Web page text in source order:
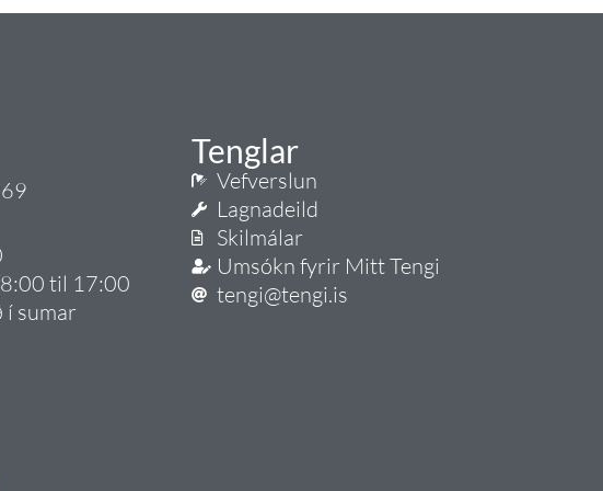
til 17:00
í sumar
Tenglar
Vefverslun
Lagnadeild
Skilmálar
Umsókn fyrir Mitt Tengi
tengi@tengi.is